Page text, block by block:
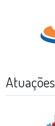
Atuações